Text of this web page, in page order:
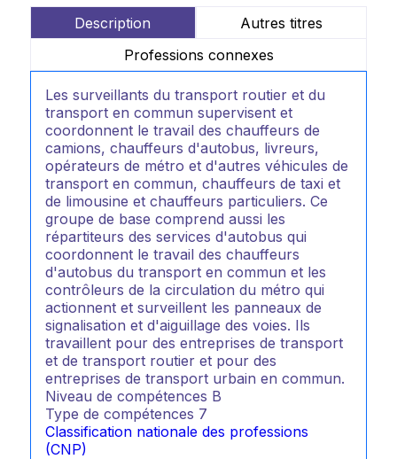
Description
Autres titres
Professions connexes
Les surveillants du transport routier et du
transport en commun supervisent et
coordonnent le travail des chauffeurs de
camions, chauffeurs d'autobus, livreurs,
opérateurs de métro et d'autres véhicules de
transport en commun, chauffeurs de taxi et
de limousine et chauffeurs particuliers. Ce
groupe de base comprend aussi les
répartiteurs des services d'autobus qui
coordonnent le travail des chauffeurs
d'autobus du transport en commun et les
contrôleurs de la circulation du métro qui
actionnent et surveillent les panneaux de
signalisation et d'aiguillage des voies. Ils
travaillent pour des entreprises de transport
et de transport routier et pour des
entreprises de transport urbain en commun.
Niveau de compétences B
Type de compétences 7
Classification nationale des professions
(CNP)